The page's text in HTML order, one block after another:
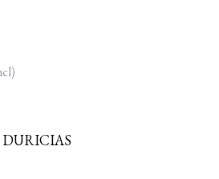
DURICIAS